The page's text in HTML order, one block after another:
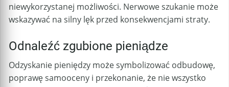
niewykorzystanej możliwości. Nerwowe szukanie może
wskazywać na silny lęk przed konsekwencjami straty.
Odnaleźć zgubione pieniądze
Odzyskanie pieniędzy może symbolizować odbudowę,
poprawę samooceny i przekonanie, że nie wszystko